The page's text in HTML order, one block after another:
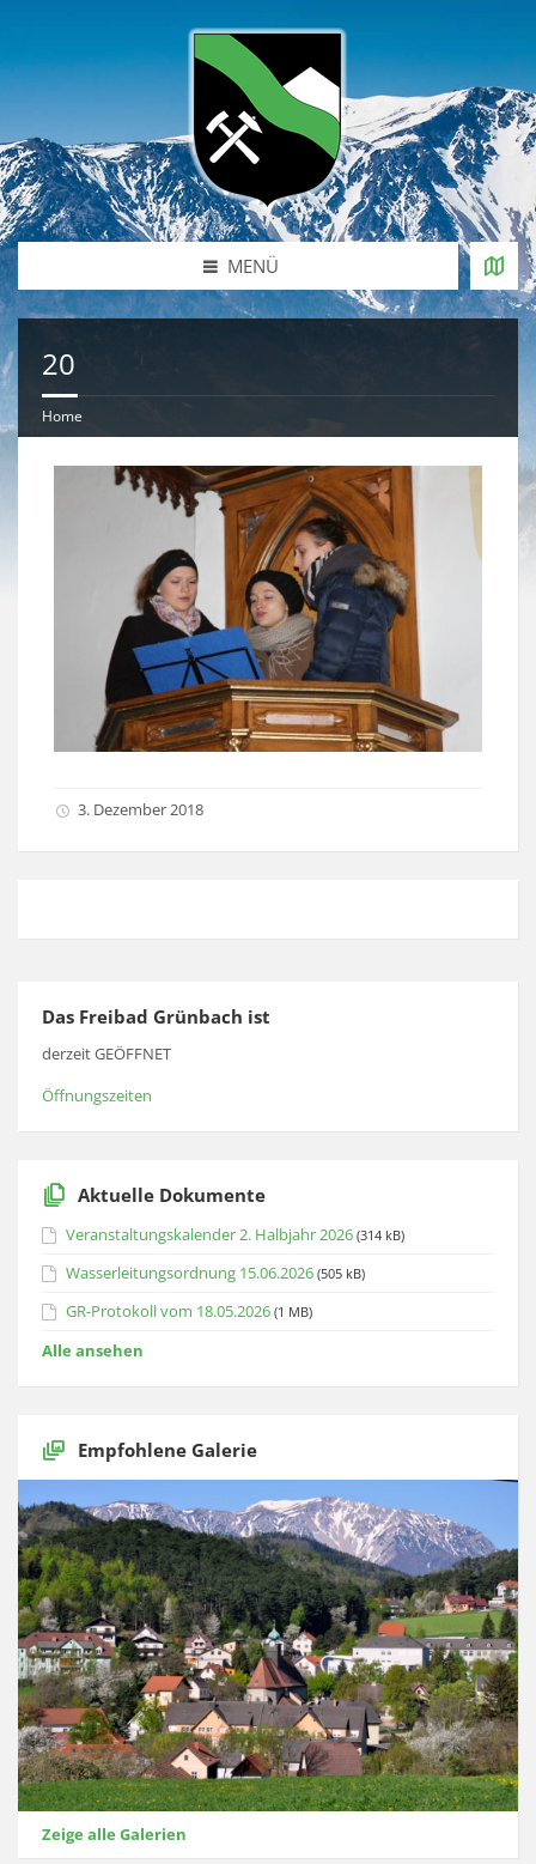
MENÜ
20
Home
3. Dezember 2018
Das Freibad Grünbach ist
derzeit GEÖFFNET
Öffnungszeiten
Aktuelle Dokumente
Veranstaltungskalender 2. Halbjahr 2026 (314 kB)
Wasserleitungsordnung 15.06.2026 (505 kB)
GR-Protokoll vom 18.05.2026 (1 MB)
Alle ansehen
Empfohlene Galerie
Zeige alle Galerien